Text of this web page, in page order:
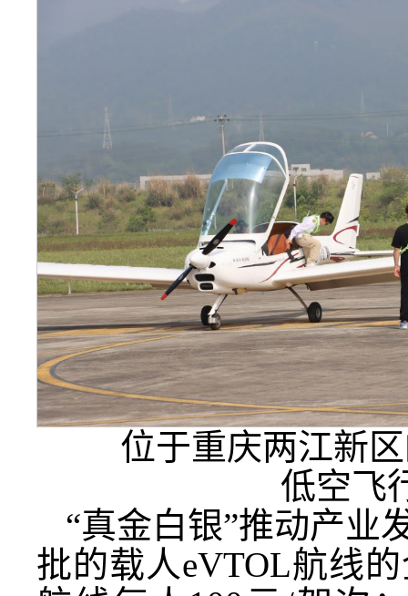
位于重庆两江新区
低空飞
“真金白银”推动产业
批的载人eVTOL航线